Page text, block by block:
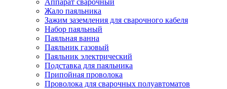
Аппарат сварочный
Жало паяльника
Зажим заземления для сварочного кабеля
Набор паяльный
Паяльная ванна
Паяльник газовый
Паяльник электрический
Подставка для паяльника
Припойная проволока
Проволока для сварочных полуавтоматов